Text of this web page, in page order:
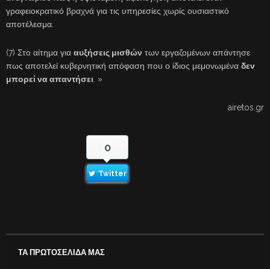
γραφειοκρατικό βραχνά για τις υπηρεσίες χωρίς ουσιαστικό
αποτέλεσμα.
(7) Στο αίτημα για αυξήσεις μισθών των εργαζομένων απάντησε
πως αποτελεί κυβερνητική απόφαση που ο ίδιος μεμονωμένα δεν
μπορεί να απαντήσει . »
airetos.gr
0
Twitter
ΤΑ ΠΡΩΤΟΣΕΛΙΔΑ ΜΑΣ